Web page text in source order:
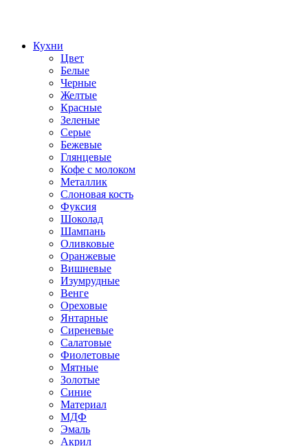
Кухни
Цвет
Белые
Черные
Желтые
Красные
Зеленые
Серые
Бежевые
Глянцевые
Кофе с молоком
Металлик
Слоновая кость
Фуксия
Шоколад
Шампань
Оливковые
Оранжевые
Вишневые
Изумрудные
Венге
Ореховые
Янтарные
Сиреневые
Салатовые
Фиолетовые
Мятные
Золотые
Синие
Материал
МДФ
Эмаль
Акрил